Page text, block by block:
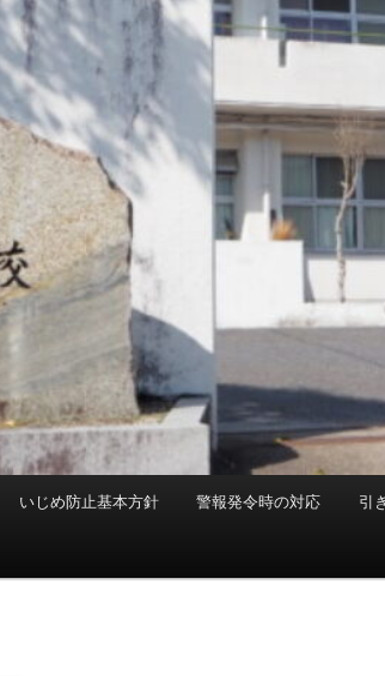
いじめ防止基本方針 警報発令時の対応 引